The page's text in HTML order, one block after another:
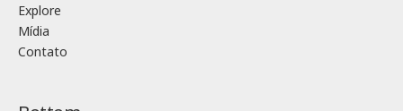
Explore
Mídia
Contato